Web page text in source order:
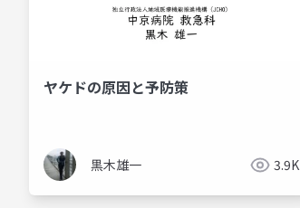
ヤケドの原因と予防策
黒木雄一 3.9K